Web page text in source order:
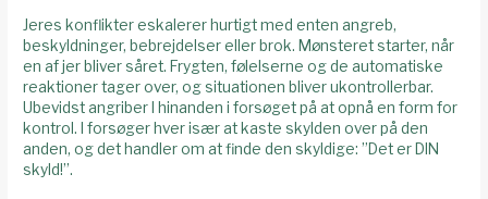
Jeres konflikter eskalerer hurtigt med enten angreb,
beskyldninger, bebrejdelser eller brok. Mønsteret starter, når
en af jer bliver såret. Frygten, følelserne og de automatiske
reaktioner tager over, og situationen bliver ukontrollerbar.
Ubevidst angriber I hinanden i forsøget på at opnå en form for
kontrol. I forsøger hver især at kaste skylden over på den
anden, og det handler om at finde den skyldige: ”Det er DIN
skyld!”.